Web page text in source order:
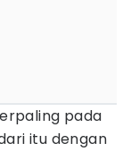
pada
itu dengan